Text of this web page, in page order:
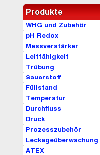
Produkte
WHG und Zubehör
pH Redox
Messverstärker
Leitfähigkeit
Trübung
Sauerstoff
Füllstand
Temperatur
Durchfluss
Druck
Prozesszubehör
Leckageüberwachung
ATEX